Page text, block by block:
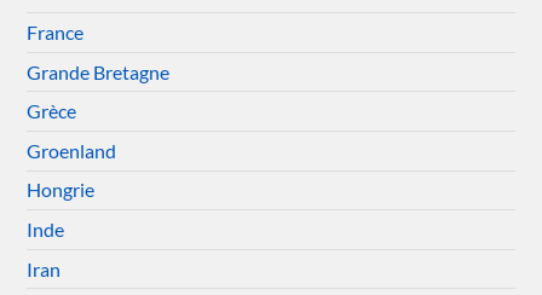
France
Grande Bretagne
Grèce
Groenland
Hongrie
Inde
Iran